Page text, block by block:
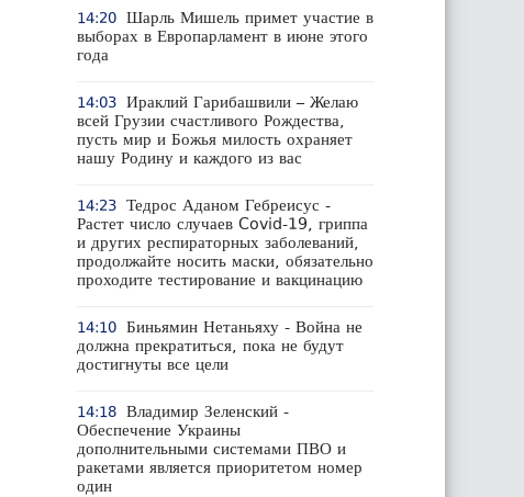
14:20 Шарль Мишель примет участие в
выборах в Европарламент в июне этого
года
14:03 Ираклий Гарибашвили – Желаю
всей Грузии счастливого Рождества,
пусть мир и Божья милость охраняет
нашу Родину и каждого из вас
14:23 Тедрос Аданом Гебреисус -
Растет число случаев Covid-19, гриппа
и других респираторных заболеваний,
продолжайте носить маски, обязательно
проходите тестирование и вакцинацию
14:10 Биньямин Нетаньяху - Война не
должна прекратиться, пока не будут
достигнуты все цели
14:18 Владимир Зеленский -
Обеспечение Украины
дополнительными системами ПВО и
ракетами является приоритетом номер
один